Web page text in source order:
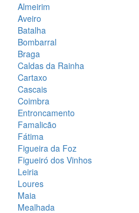
Almeirim
Aveiro
Batalha
Bombarral
Braga
Caldas da Rainha
Cartaxo
Cascais
Coimbra
Entroncamento
Famalicão
Fátima
Figueira da Foz
Figueiró dos Vinhos
Leiria
Loures
Maia
Mealhada